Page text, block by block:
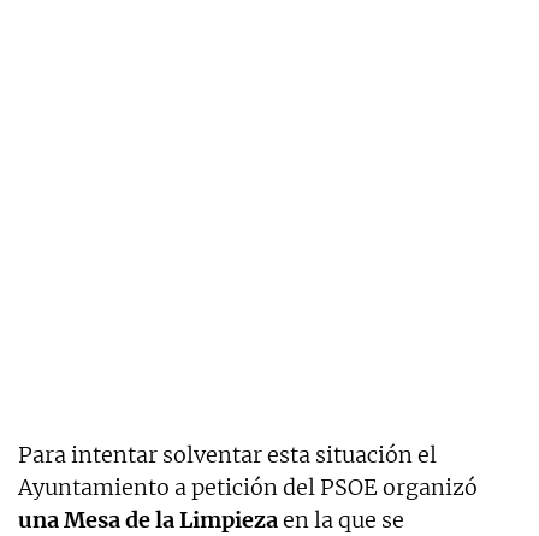
Para intentar solventar esta situación el
Ayuntamiento a petición del PSOE organizó
una Mesa de la Limpiezaen la que se